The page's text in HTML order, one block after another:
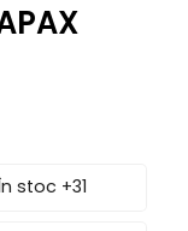
stoc +31